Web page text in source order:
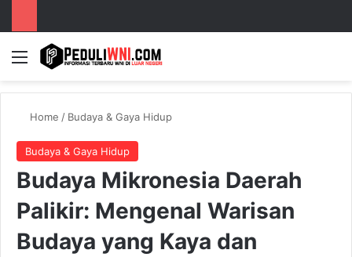
Menu
Home / Budaya & Gaya Hidup
Budaya & Gaya Hidup
Budaya Mikronesia Daerah
Palikir: Mengenal Warisan
Budaya yang Kaya dan